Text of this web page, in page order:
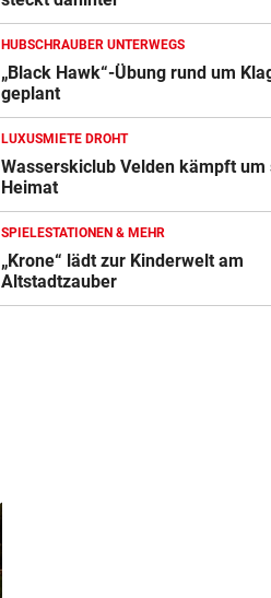
HUBSCHRAUBER UNTERWEGS
„Black Hawk“-Übung rund um
geplant
LUXUSMIETE DROHT
Wasserskiclub Velden kämpft um
Heimat
SPIELESTATIONEN & MEHR
„Krone“ lädt zur Kinderwelt am
Altstadtzauber